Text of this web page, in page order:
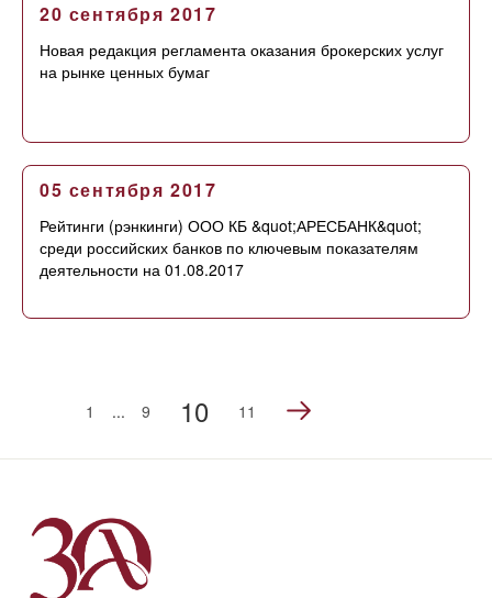
20 сентября 2017
Новая редакция регламента оказания брокерских услуг
на рынке ценных бумаг
05 сентября 2017
Рейтинги (рэнкинги) ООО КБ &quot;АРЕСБАНК&quot;
среди российских банков по ключевым показателям
деятельности на 01.08.2017
1 ... 9 10 11